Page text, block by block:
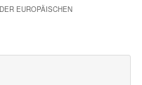
EUROPÄISCHEN